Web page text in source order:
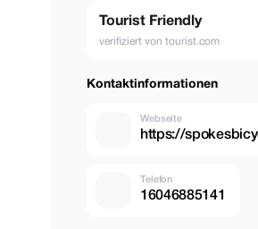
Tourist Friendly
verifiziert von tourist.com
Kontaktinformationen
Webseite
https://
Telefon
16046885141